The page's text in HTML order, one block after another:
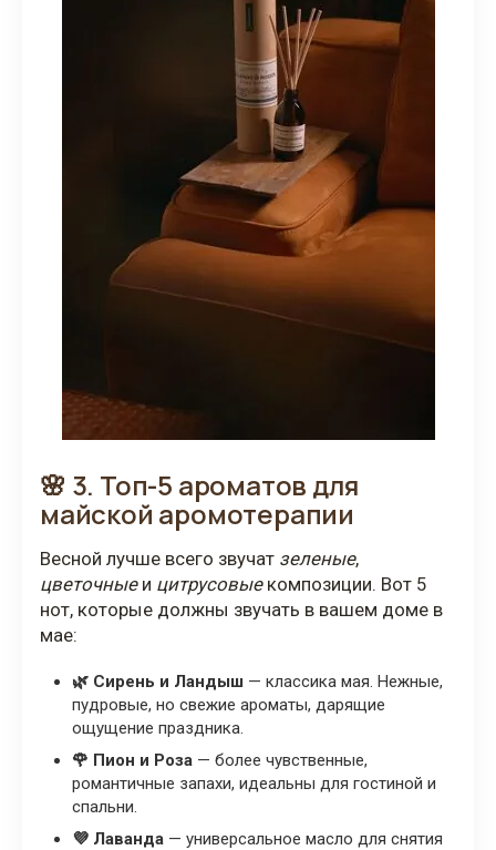
🌸 3. Топ-5 ароматов для
майской аромотерапии
Весной лучше всего звучат зеленые,
цветочныеи цитрусовыекомпозиции. Вот 5
нот, которые должны звучать в вашем доме в
мае:
🌿 Сирень и Ландыш — классика мая. Нежные,
пудровые, но свежие ароматы, дарящие
ощущение праздника.
🌹 Пион и Роза— более чувственные,
романтичные запахи, идеальны для гостиной и
спальни.
💜 Лаванда— универсальное масло для снятия